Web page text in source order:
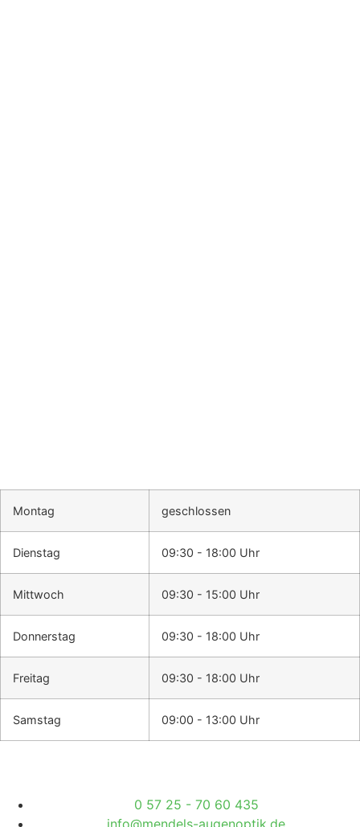
Montag geschlossen
Dienstag 09:30 - 18:00 Uhr
Mittwoch 09:30 - 15:00 Uhr
Donnerstag 09:30 - 18:00 Uhr
Freitag 09:30 - 18:00 Uhr
Samstag 09:00 - 13:00 Uhr
0 57 25 - 70 60 435